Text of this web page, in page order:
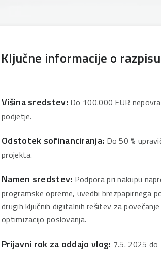
Ključne informacije o
Višina sredstev: Do 100.000 EUR
podjetje.
Odstotek sofinanciranja: Do 50 %
projekta.
Namen sredstev: Podpora pri nakupu
programske opreme, uvedbi brezpapirnega
drugih ključnih digitalnih rešitev za
optimizacijo poslovanja.
Prijavni rok za oddajo vlog: 7.5. 2025 do